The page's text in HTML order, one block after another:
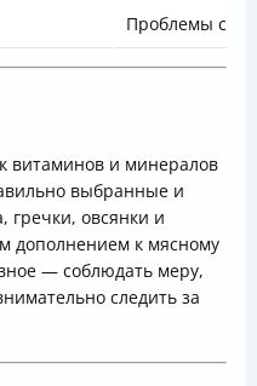
Проблемы с
витаминов и минералов
выбранные и
гречки, овсянки и
дополнением к мясному
— соблюдать меру,
следить за